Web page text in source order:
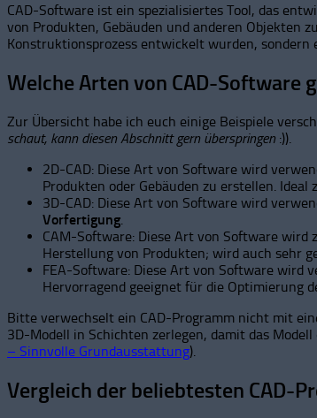
CAD-Software ist ein spezialisiertes Tool, das
von Produkten, Gebäuden und anderen Objekten
Konstruktionsprozess entwickelt wurden,
Welche Arten von CAD-Software
Zur Übersicht habe ich euch einige Beispiele
schaut, kann diesen Abschnitt gern überspringen :)).
2D-CAD: Diese Art von Software wird
Produkten oder Gebäuden zu erstellen. Ideal
3D-CAD: Diese Art von Software wird
Vorfertigung
CAM-Software: Diese Art von Software wird
Herstellung von Produkten; wird auch sehr
FEA-Software: Diese Art von Software wird
Hervorragend geeignet für die Optimierung
Bitte verwechselt ein CAD-Programm nicht mit
3D-Modell in Schichten zerlegen, damit das
– Sinnvolle Grundausstattung).
Vergleich der beliebtesten CAD-